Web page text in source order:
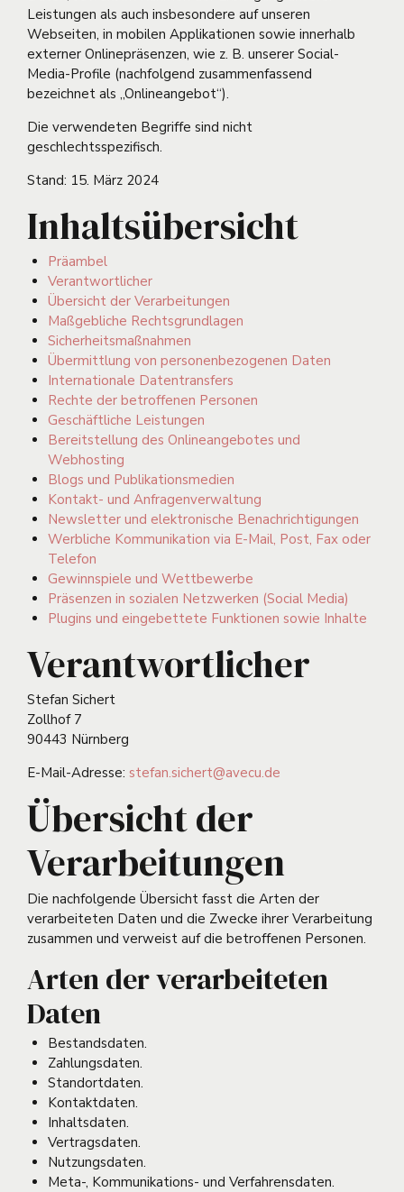
Leistungen als auch insbesondere auf unseren
Webseiten, in mobilen Applikationen sowie innerhalb
externer Onlinepräsenzen, wie z. B. unserer Social-
Media-Profile (nachfolgend zusammenfassend
bezeichnet als „Onlineangebot“).
Die verwendeten Begriffe sind nicht
geschlechtsspezifisch.
Stand: 15. März 2024
Inhaltsübersicht
Präambel
Verantwortlicher
Übersicht der Verarbeitungen
Maßgebliche Rechtsgrundlagen
Sicherheitsmaßnahmen
Übermittlung von personenbezogenen Daten
Internationale Datentransfers
Rechte der betroffenen Personen
Geschäftliche Leistungen
Bereitstellung des Onlineangebotes und
Webhosting
Blogs und Publikationsmedien
Kontakt- und Anfragenverwaltung
Newsletter und elektronische Benachrichtigungen
Werbliche Kommunikation via E-Mail, Post, Fax oder
Telefon
Gewinnspiele und Wettbewerbe
Präsenzen in sozialen Netzwerken (Social Media)
Plugins und eingebettete Funktionen sowie Inhalte
Verantwortlicher
Stefan Sichert
Zollhof 7
90443 Nürnberg
E-Mail-Adresse: stefan.sichert@avecu.de
Übersicht der
Verarbeitungen
Die nachfolgende Übersicht fasst die Arten der
verarbeiteten Daten und die Zwecke ihrer Verarbeitung
zusammen und verweist auf die betroffenen Personen.
Arten der verarbeiteten
Daten
Bestandsdaten.
Zahlungsdaten.
Standortdaten.
Kontaktdaten.
Inhaltsdaten.
Vertragsdaten.
Nutzungsdaten.
Meta-, Kommunikations- und Verfahrensdaten.